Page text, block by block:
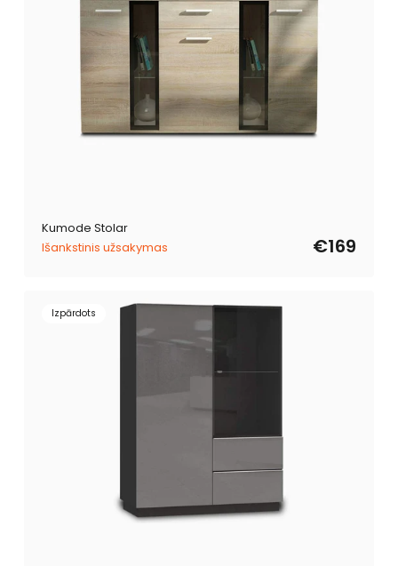
Kumode Stolar
Išankstinis užsakymas
€169
Izpārdots